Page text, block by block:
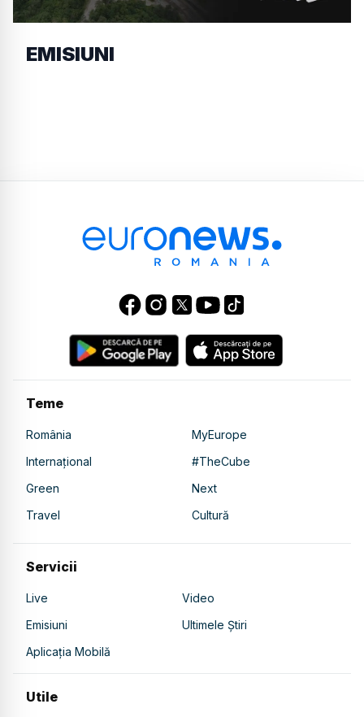
EMISIUNI
Teme
România
MyEurope
Internațional
#TheCube
Green
Next
Travel
Cultură
Servicii
Live
Video
Emisiuni
Ultimele Știri
Aplicația Mobilă
Utile